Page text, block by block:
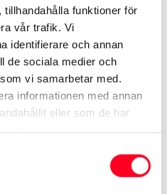
funktioner för
vår trafik. Vi
identifierare och annan
de sociala medier och
vi samarbetar med.
informationen med annan
eller som de har
tjänster.
av olika anledningar.
det i andra fall kan
oss så kan vi ta en titt på
som behövs.
på din Toyota i